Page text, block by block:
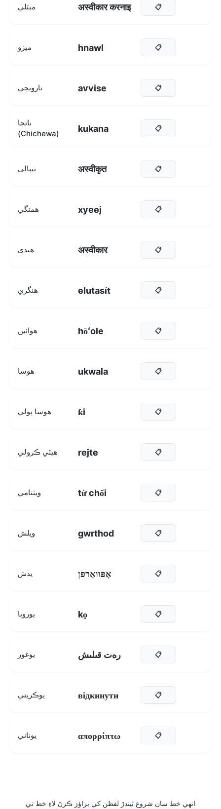
ميٿلي अस्वीकार करनाइ 📋
ميزو hnawl 📋
نارويجي avvise 📋
نانجا
(Chichewa)
kukana 📋
نيپالي अस्वीकृत 📋
همنگي xyeej 📋
هندي अस्वीकार 📋
هنگري elutasít 📋
هوائين hōʻole 📋
هوسا ukwala 📋
هوسا ٻولي ƙi 📋
هيٽي ڪرولي rejte 📋
ويٽنامي từ chối 📋
ويلش gwrthod 📋
يدش אָפּוואַרפן 📋
يوروبا kọ 📋
يوغور رەت قىلىش 📋
يوڪريني відкинути 📋
يوناني απορρίπτω 📋
انهي خط سان شروع ٿيندڙ لفظن کي براؤز ڪرڻ لاءِ خط تي